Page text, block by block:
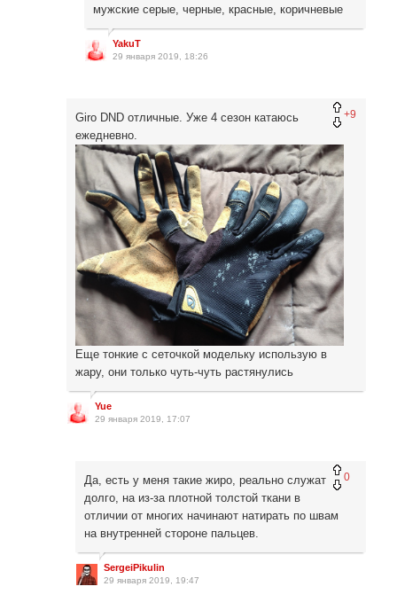
мужские серые, черные, красные, коричневые
YakuT
29 января 2019, 18:26
+9
Giro DND отличные. Уже 4 сезон катаюсь
ежедневно.
Еще тонкие с сеточкой модельку использую в
жару, они только чуть-чуть растянулись
Yue
29 января 2019, 17:07
0
Да, есть у меня такие жиро, реально служат
долго, на из-за плотной толстой ткани в
отличии от многих начинают натирать по швам
на внутренней стороне пальцев.
SergeiPikulin
29 января 2019, 19:47